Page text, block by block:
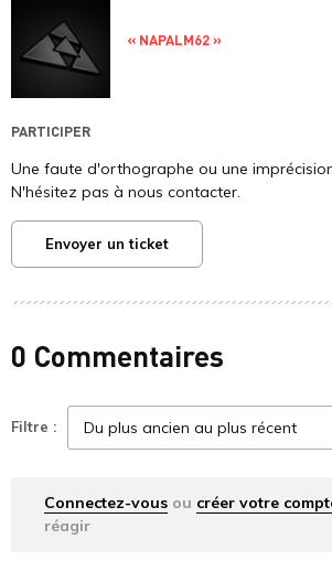
« NAPALM62 »
PARTICIPER
Une faute d'orthographe ou une
N'hésitez pas à nous contacter.
Envoyer un ticket
0 Commentaires
Filtre :
Connectez-vous ou créer votre
réagir